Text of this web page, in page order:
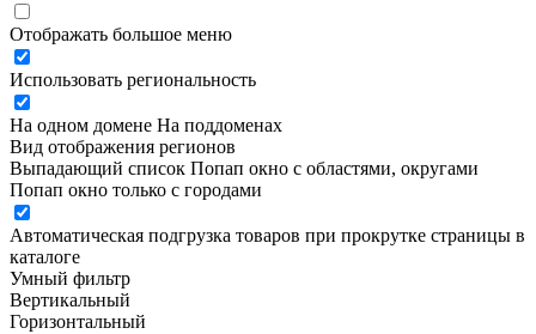
Отображать большое меню
Использовать региональность
На одном домене На поддоменах
Вид отображения регионов
Выпадающий список Попап окно c областями, округами
Попап окно только с городами
Автоматическая подгрузка товаров при прокрутке страницы в
каталоге
Умный фильтр
Вертикальный
Горизонтальный